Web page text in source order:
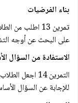
بناء الفرضيات
تمرين 13
على البحث عن أوجه
الاستفادة من السؤال
التمرين 14
للإجابة عن السؤال